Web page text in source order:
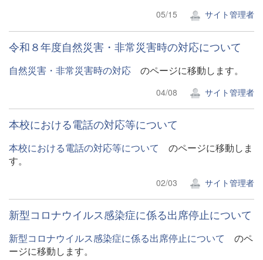
05/15 サイト管理者
令和８年度自然災害・非常災害時の対応について
自然災害・非常災害時の対応 のページに移動します。
04/08 サイト管理者
本校における電話の対応等について
本校における電話の対応等について のページに移動しま
す。
02/03 サイト管理者
新型コロナウイルス感染症に係る出席停止について
新型コロナウイルス感染症に係る出席停止について のペ
ージに移動します。